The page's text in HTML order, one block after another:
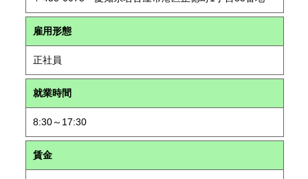
雇用形態
正社員
就業時間
8:30～17:30
賃金